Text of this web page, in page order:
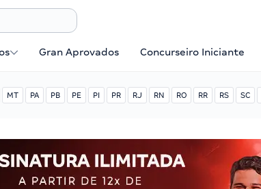
Gran Aprovados Concurseiro Iniciante
MT PA PB PE PI PR RJ RN RO RR RS SC